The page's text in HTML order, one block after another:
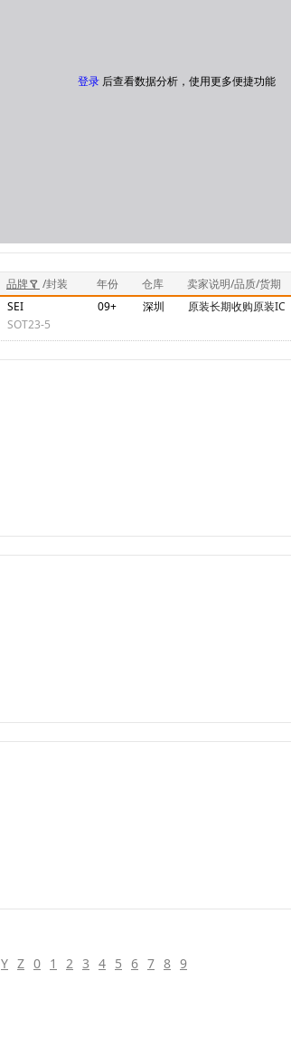
登录 后查看数据分析，使用更多便捷功能
品牌 /封装 年份 仓库 卖家说明/品质/货期
SEI
SOT23-5
09+ 深圳 原装长期收购原装IC
Y Z 0 1 2 3 4 5 6 7 8 9